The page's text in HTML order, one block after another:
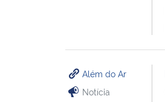
Além do Ar
Notícia